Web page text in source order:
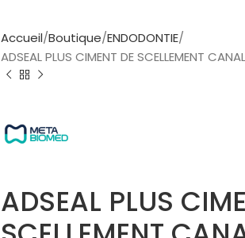
Accueil Boutique ENDODONTIE
ADSEAL PLUS CIMENT DE SCELLEMENT
ADSEAL PLUS